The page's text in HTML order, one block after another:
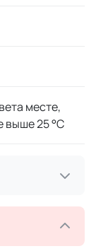
месте,
выше 25 °C